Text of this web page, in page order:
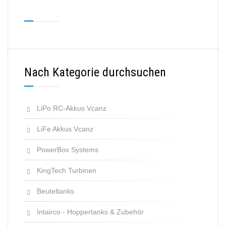
Nach Kategorie durchsuchen
LiPo RC-Akkus Vcanz
LiFe Akkus Vcanz
PowerBox Systems
KingTech Turbinen
Beuteltanks
Intairco - Hoppertanks & Zubehör